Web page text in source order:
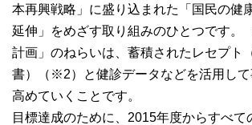
本再興戦略」に盛り込まれた「国民の健
延伸」をめざす取り組みのひとつです。
計画」のねらいは、蓄積されたレセプト
書）（※2）と健診データなどを活用し
高めていくことです。
目標達成のために、2015年度からすべて